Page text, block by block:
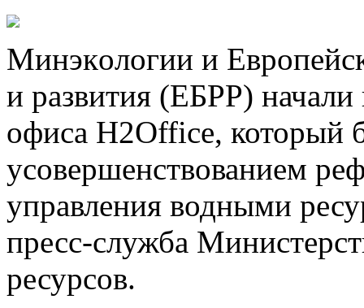
Минэкoлoгии и
и развития (ЕБРР) начали
офиса H2Office, который
усовершенствованием
управления водными
пресс-служба
ресурсов.